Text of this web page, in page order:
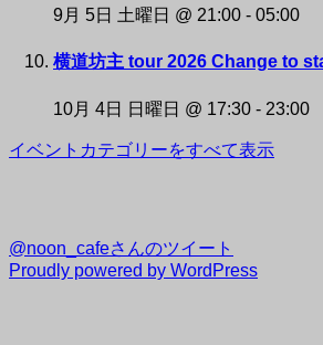
9月 5日 土曜日 @ 21:00 - 05:00
横道坊主 tour 2026 Change to
10月 4日 日曜日 @ 17:30 - 23:00
イベントカテゴリーをすべて表示
@noon_cafeさんのツイート
Proudly powered by WordPress